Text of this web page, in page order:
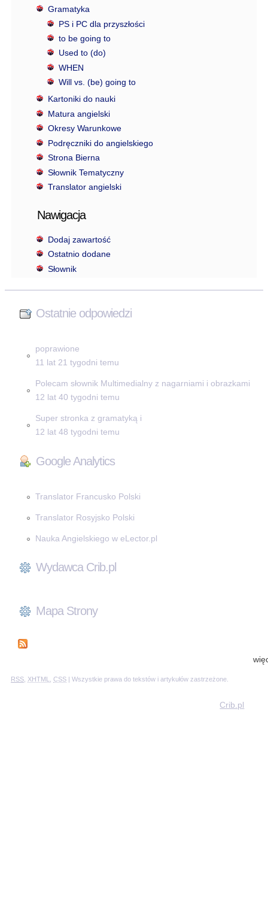
Gramatyka
PS i PC dla przyszłości
to be going to
Used to (do)
WHEN
Will vs. (be) going to
Kartoniki do nauki
Matura angielski
Okresy Warunkowe
Podręczniki do angielskiego
Strona Bierna
Słownik Tematyczny
Translator angielski
Nawigacja
Dodaj zawartość
Ostatnio dodane
Słownik
Ostatnie odpowiedzi
poprawione
11 lat 21 tygodni temu
Polecam słownik Multimedialny z nagarniami i obrazkami
12 lat 40 tygodni temu
Super stronka z gramatyką i
12 lat 48 tygodni temu
Google Analytics
Translator Francusko Polski
Translator Rosyjsko Polski
Nauka Angielskiego w eLector.pl
Wydawca Crib.pl
Mapa Strony
RSS XHTML CSS | Wszystkie prawa do tekstów i artykułów zastrzeżone.
Crib.pl